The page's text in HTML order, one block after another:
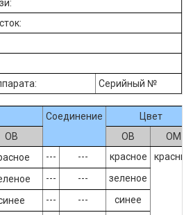
Серийный №
Соединение
Цвет
ОВ ОВ
ОМ
--- --- красное
красный
--- ---
зеленое
--- ---
синее